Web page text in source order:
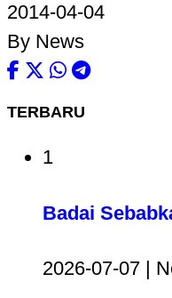
2014-04-04
By News
TERBARU
1
Badai
2026-07-07 |